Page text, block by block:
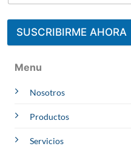
Menu
Nosotros
Productos
Servicios
SUSCRIBIRME AHORA